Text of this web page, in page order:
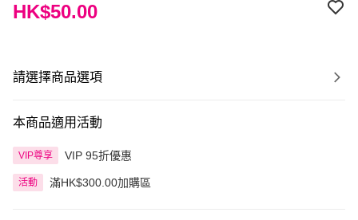
HK$50.00
請選擇商品選項
本商品適用活動
VIP尊享 VIP 95折優惠
活動 滿HK$300.00加購區